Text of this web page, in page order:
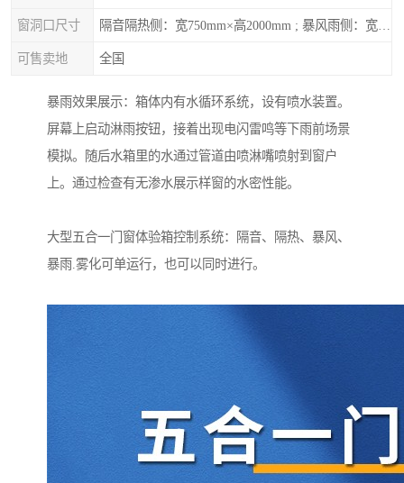
窗洞口尺寸
可售卖地 全国
暴雨效果展示：箱体内有水循环系统，设有喷水装置。
屏幕上启动淋雨按钮，接着出现电闪雷鸣等下雨前场景
模拟。随后水箱里的水通过管道由喷淋嘴喷射到窗户
上。通过检查有无渗水展示样窗的水密性能。
大型五合一门窗体验箱控制系统：隔音、隔热、暴风、
暴雨.雾化可单运行，也可以同时进行。